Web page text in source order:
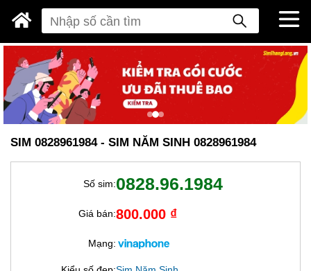
SIM 0828961984 - SIM NĂM SINH 0828961984
Số sim:0828.96.1984
Giá bán:800.000 ₫
Mạng: